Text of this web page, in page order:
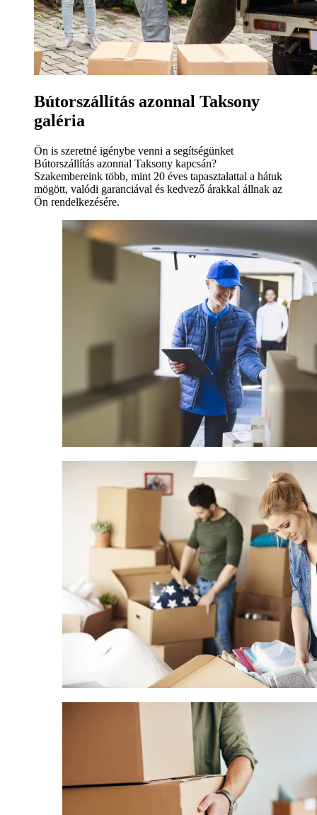
Bútorszállítás azonnal Taksony
galéria
Ön is szeretné igénybe venni a segítségünket
Bútorszállítás azonnal Taksony kapcsán?
Szakembereink több, mint 20 éves tapasztalattal a hátuk
mögött, valódi garanciával és kedvező árakkal állnak az
Ön rendelkezésére.